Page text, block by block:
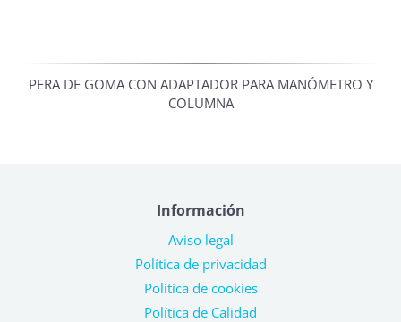
PERA DE GOMA CON ADAPTADOR PARA MANÓMETRO Y
COLUMNA
Información
Aviso legal
Política de privacidad
Política de cookies
Política de Calidad